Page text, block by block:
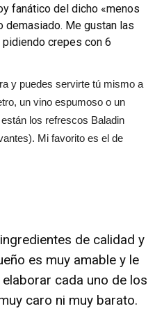
fanático del dicho «menos
demasiado. Me gustan las
crepes con 6
y puedes servirte tú mismo a
un vino espumoso o un
los refrescos Baladin
Mi favorito es el de
de calidad y
es muy amable y le
cada uno de los
caro ni muy barato.